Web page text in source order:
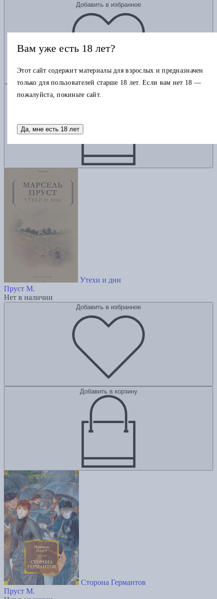
Добавить в избранное
Добавить в корзину
Утехи и дни
Пруст М.
Нет в наличии
Добавить в избранное
Добавить в корзину
Сторона Германтов
Пруст М.
Вам уже есть 18 лет?
Этот сайт содержит материалы для взрослых и предназначен
только для пользователей старше 18 лет. Если вам нет 18 —
пожалуйста, покиньте сайт.
Да, мне есть 18 лет